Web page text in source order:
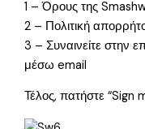
1 – Όρους της
2 – Πολιτική
3 – Συναινείτε στην
μέσω email
Τέλος, πατήστε “Sign